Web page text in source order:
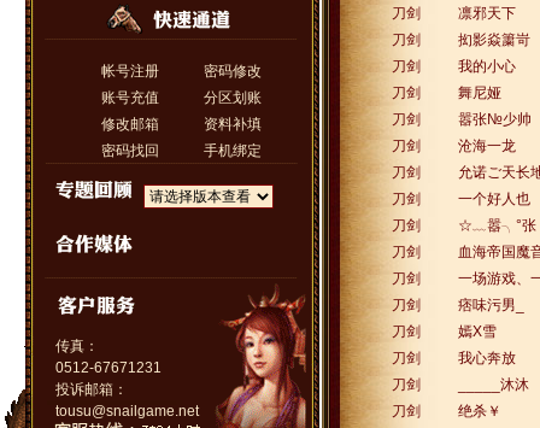
帐号注册
密码修改
账号充值
分区划账
修改邮箱
资料补填
密码找回
手机绑定
传真：
0512-67671231
投诉邮箱：
tousu@snailgame.net
刀剑
凛邪天下
刀剑
抝影焱簘岢
刀剑
我的小心
刀剑
舞尼娅
刀剑
嚣张№少帅
刀剑
沧海一龙
刀剑
允诺ご天长
刀剑
一个好人也
刀剑
☆﹏嚣╮°张
刀剑
血海帝国魔
刀剑
一场游戏、
刀剑
痞味污男_
刀剑
嫣X雪
刀剑
我心奔放
刀剑
_____沐沐
刀剑
绝杀￥